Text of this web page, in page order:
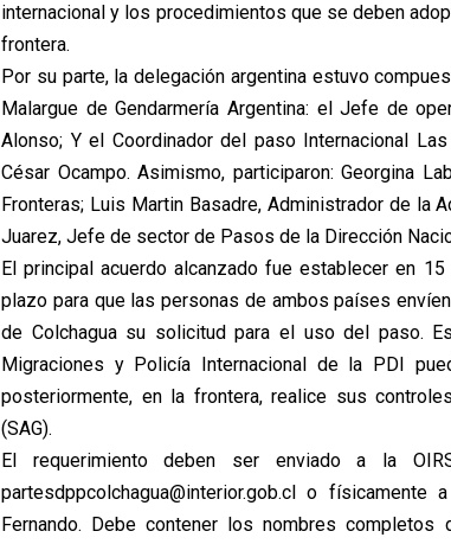
internacional y los procedimientos que se deben
frontera.
Por su parte, la delegación argentina estuvo
Malargue de Gendarmería Argentina: el Jefe de
Alonso; Y el Coordinador del paso Internacional
César Ocampo. Asimismo, participaron: Georgina
Fronteras; Luis Martin Basadre, Administrador de la
Juarez, Jefe de sector de Pasos de la Dirección
El principal acuerdo alcanzado fue establecer en
plazo para que las personas de ambos países
de Colchagua su solicitud para el uso del paso.
Migraciones y Policía Internacional de la PDI
posteriormente, en la frontera, realice sus
(SAG).
El requerimiento deben ser enviado a la
partesdppcolchagua@interior.gob.cl o
Fernando. Debe contener los nombres completos